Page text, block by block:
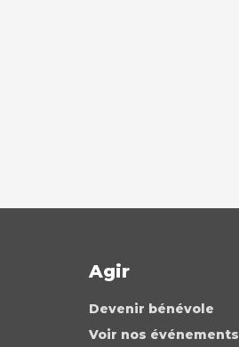
Agir
Devenir bénévole
Voir nos événements